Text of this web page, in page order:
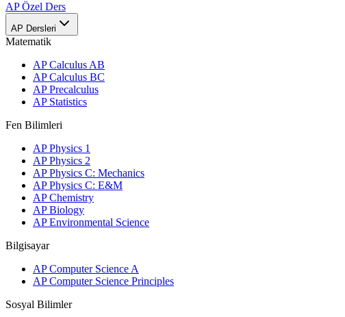
AP Özel Ders
AP Dersleri
Matematik
AP Calculus AB
AP Calculus BC
AP Precalculus
AP Statistics
Fen Bilimleri
AP Physics 1
AP Physics 2
AP Physics C: Mechanics
AP Physics C: E&M
AP Chemistry
AP Biology
AP Environmental Science
Bilgisayar
AP Computer Science A
AP Computer Science Principles
Sosyal Bilimler